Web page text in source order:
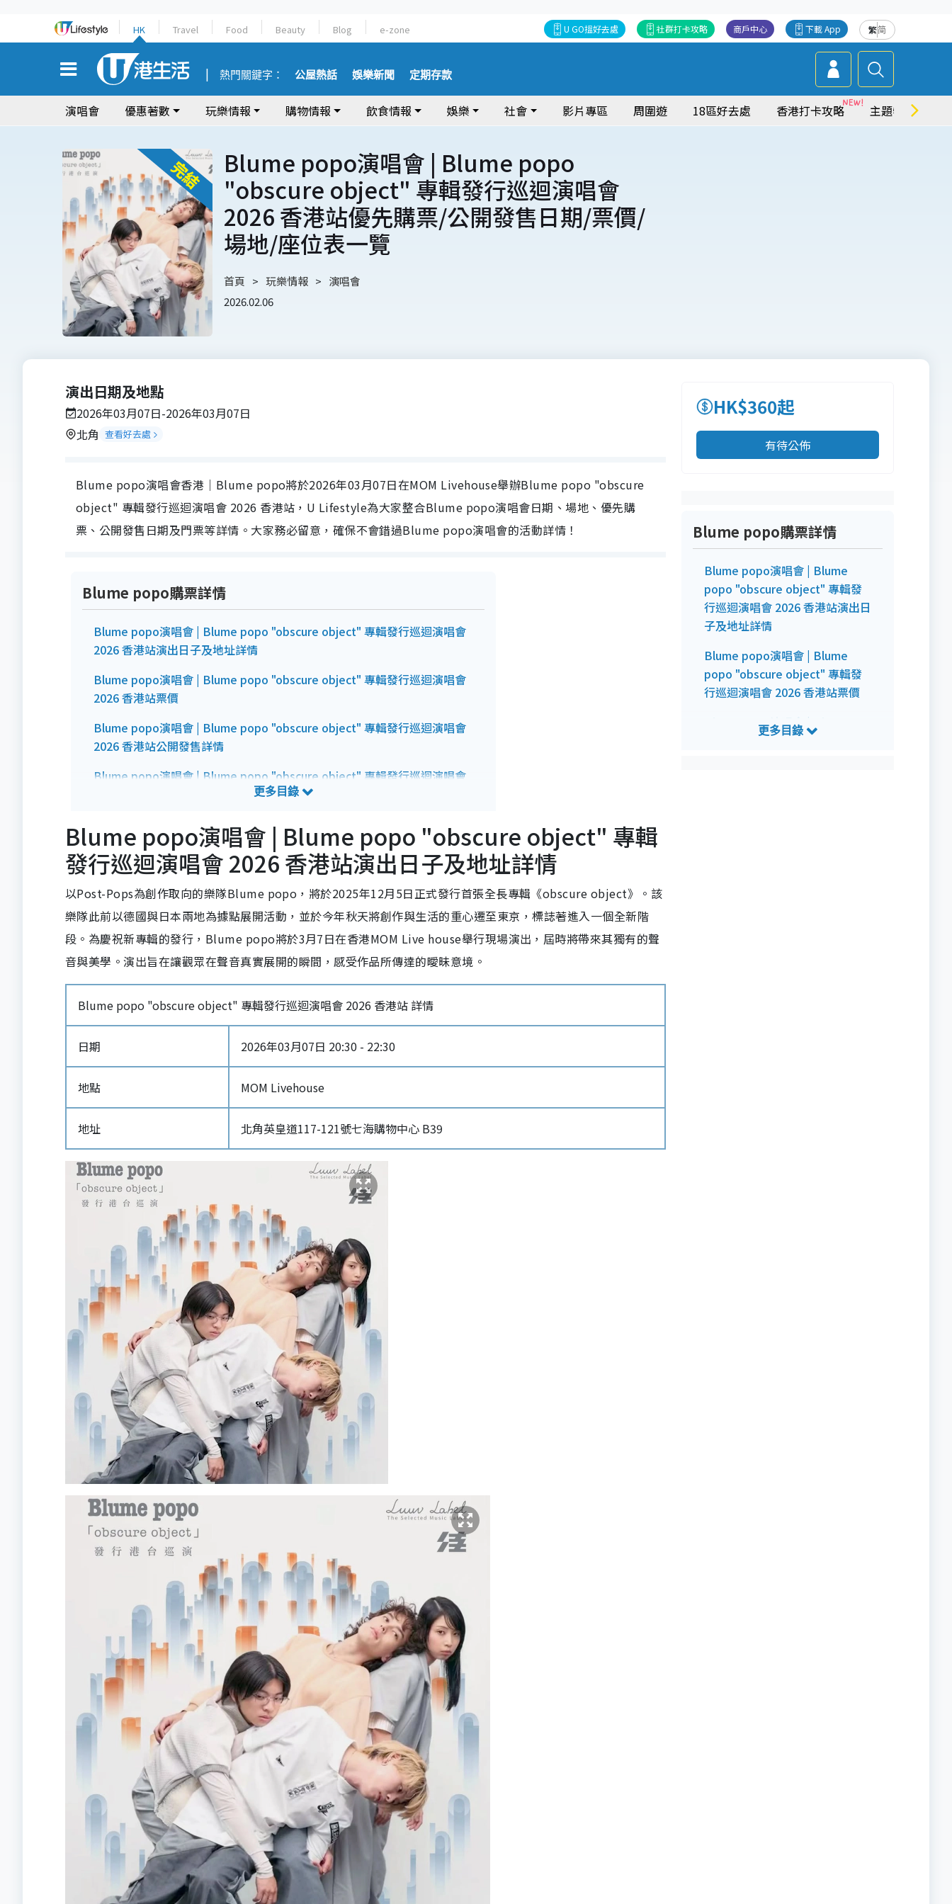
HK Travel Food Beauty Blog e-zone 繁简
下載 App
商戶中心
社群打卡攻略
U GO搵好去處
熱門關鍵字： 公屋熱話 娛樂新聞 定期存款
演唱會 優惠著數 玩樂情報 購物情報 飲食情報 娛樂 社會 影片專區 周圍遊 18區好去處 香港打卡攻略 主題特集
Blume popo演唱會 | Blume popo
"obscure object" 專輯發行巡迴演唱會
2026 香港站優先購票/公開發售日期/票價/
場地/座位表一覽
首頁 玩樂情報
演唱會
2026.02.06
演出日期及地點
2026年03月07日-2026年03月07日
北角 查看好去處
Blume popo演唱會香港｜Blume popo將於2026年03月07日在MOM Livehouse舉辦Blume popo "obscure
object" 專輯發行巡迴演唱會 2026 香港站，U Lifestyle為大家整合Blume popo演唱會日期、場地、優先購
票、公開發售日期及門票等詳情。大家務必留意，確保不會錯過Blume popo演唱會的活動詳情！
Blume popo購票詳情
Blume popo演唱會 | Blume popo "obscure object" 專輯發行巡迴演唱會
2026 香港站演出日子及地址詳情
Blume popo演唱會 | Blume popo "obscure object" 專輯發行巡迴演唱會
2026 香港站票價
Blume popo演唱會 | Blume popo "obscure object" 專輯發行巡迴演唱會
2026 香港站公開發售詳情
Blume popo演唱會 | Blume popo "obscure object" 專輯發行巡迴演唱會
Blume popo演唱會 | Blume popo "obscure object" 專輯
發行巡迴演唱會 2026 香港站演出日子及地址詳情
以Post-Pops為創作取向的樂隊Blume popo，將於2025年12月5日正式發行首張全長專輯《obscure object》。該
樂隊此前以德國與日本兩地為據點展開活動，並於今年秋天將創作與生活的重心遷至東京，標誌著進入一個全新階
段。為慶祝新專輯的發行，Blume popo將於3月7日在香港MOM Live house舉行現場演出，屆時將帶來其獨有的聲
音與美學。演出旨在讓觀眾在聲音真實展開的瞬間，感受作品所傳達的曖昧意境。
Blume popo "obscure object" 專輯發行巡迴演唱會 2026 香港站 詳情
日期 2026年03月07日 20:30 - 22:30
地點 MOM Livehouse
地址 北角英皇道117-121號七海購物中心 B39
HK$360起
有待公佈
Blume popo購票詳情
Blume popo演唱會 | Blume
popo "obscure object" 專輯發
行巡迴演唱會 2026 香港站演出日
子及地址詳情
Blume popo演唱會 | Blume
popo "obscure object" 專輯發
行巡迴演唱會 2026 香港站票價
Blume popo演唱會 | Blume
popo "obscure object" 專輯發